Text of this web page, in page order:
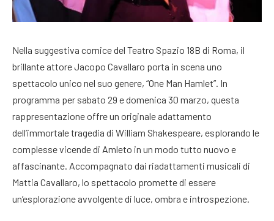
Nella suggestiva cornice del Teatro Spazio 18B di Roma, il
brillante attore Jacopo Cavallaro porta in scena uno
spettacolo unico nel suo genere, “One Man Hamlet”. In
programma per sabato 29 e domenica 30 marzo, questa
rappresentazione offre un originale adattamento
dell’immortale tragedia di William Shakespeare, esplorando le
complesse vicende di Amleto in un modo tutto nuovo e
affascinante. Accompagnato dai riadattamenti musicali di
Mattia Cavallaro, lo spettacolo promette di essere
un’esplorazione avvolgente di luce, ombra e introspezione.